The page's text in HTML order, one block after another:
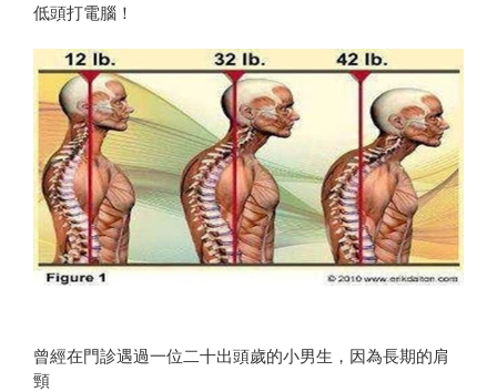
低頭打電腦！
曾經在門診遇過一位二十出頭歲的小男生，因為長期的肩
頸